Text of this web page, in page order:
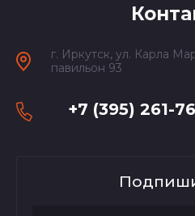
+7 (395) 261-
г. Иркутск, ул. Карла
павильон 93